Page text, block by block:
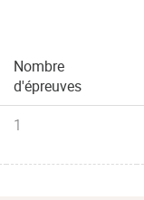
Nombre
d'épreuves
1